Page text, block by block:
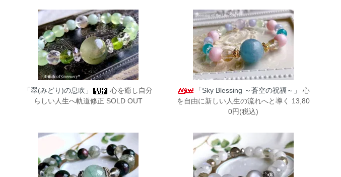
「翠(みどり)の息吹」
心を癒し自分
らしい人生へ軌道修正 SOLD OUT
「Sky Blessing ～蒼空の祝福～」
心
を自由に新しい人生の流れへと導く 13,80
0円(税込)